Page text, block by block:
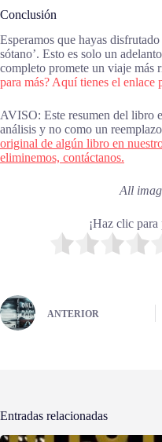
Conclusión
Esperamos que hayas
sótano’. Esto es solo un
completo promete un viaje más
para más? Aquí tienes el enlace
AVISO: Este resumen del libro
análisis y no como un
original de algún libro en
eliminemos, contáctanos.
All
¡Haz clic
ANTERIOR
Entradas relacionadas